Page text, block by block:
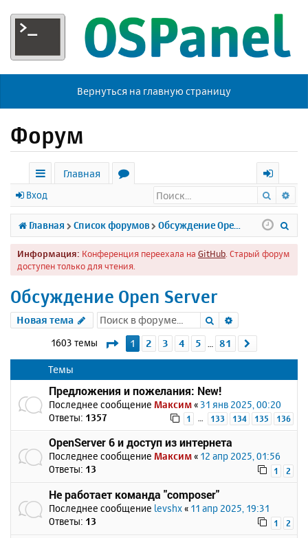
Вернуться на главную страницу
Форум
с
ы
л
к
Главная
р
у
м
х
о
д
Вход Поиск
Главная Список форумов
Информация: Конференция переехала на GitHub . Старый форум
доступен только для чтения.
Обсуждение Open Server
Новая тема Поиск
1603 темы Страница1 из 81
1 2 3 4 5 81
Темы
Предложения и пожелания: New!
Последнее сообщение Максим « 31 янв 2025, 00:20
Ответы: 1357 1 … 133 134 135 136
OpenServer 6 и доступ из интернета
Последнее сообщение Максим « 12 апр 2025, 01:56
Ответы: 13 1 2
Не работает команда "composer"
Последнее сообщение levshx « 11 апр 2025, 19:31
Ответы: 13 1 2